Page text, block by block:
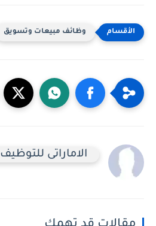
وظائف مبيعات وتسويق
الاماراتى للتوظيف